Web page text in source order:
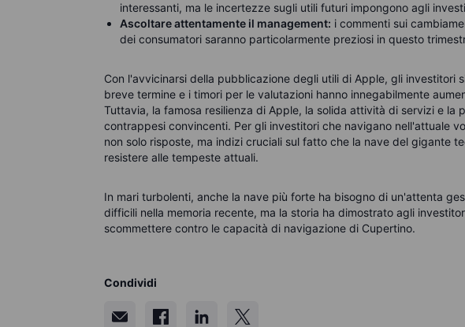
interessanti, ma le incertezze sugli utili futuri impongono agli
Ascoltare attentamente il management: i commenti sui
dei consumatori saranno particolarmente preziosi in questo
Con l'avvicinarsi della pubblicazione degli utili di Apple, gli investitori
breve termine e i timori per le valutazioni hanno innegabilmente
Tuttavia, la famosa resilienza di Apple, la solida attività di servizi e la
contrappesi convincenti. Per gli investitori che navigano nell'attuale
non solo risposte, ma indizi cruciali sul fatto che la nave del gigante
resistere alle tempeste attuali.
In mari turbolenti, anche la nave più forte ha bisogno di un'attenta
difficili nella memoria recente, ma la storia ha dimostrato agli
scommettere contro le capacità di navigazione di Cupertino.
Condividi